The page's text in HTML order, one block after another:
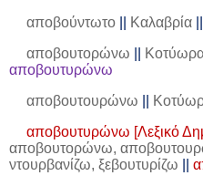
αποβούντωτο|| Καλαβρία||
αποβουτορώνω
αποβουτυρώνω
αποβουτουρώνω
αποβουτυρώνω [Λεξικό
αποβουτορώνω,
ντουρβανίζω, ξεβουτυρίζω